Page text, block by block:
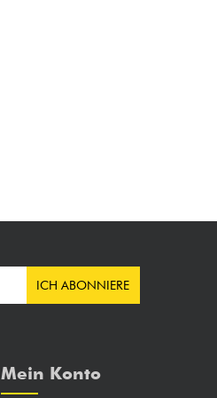
ICH ABONNIERE
Mein Konto